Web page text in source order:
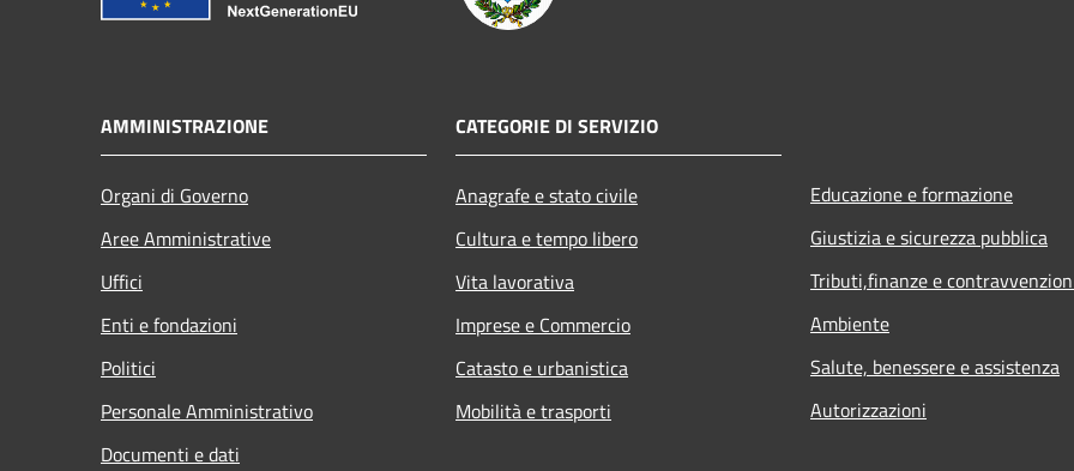
AMMINISTRAZIONE
Organi di Governo
Aree Amministrative
Uffici
Enti e fondazioni
Politici
Personale Amministrativo
Documenti e dati
CATEGORIE DI SERVIZIO
Anagrafe e stato civile
Cultura e tempo libero
Vita lavorativa
Imprese e Commercio
Catasto e urbanistica
Mobilità e trasporti
Educazione e formazione
Giustizia e sicurezza pubblica
Tributi,finanze e
Ambiente
Salute, benessere e assistenza
Autorizzazioni